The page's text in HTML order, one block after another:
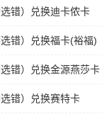
错）兑换迪卡侬卡
错）兑换福卡(裕福)
错）兑换金源燕莎卡
错）兑换赛特卡